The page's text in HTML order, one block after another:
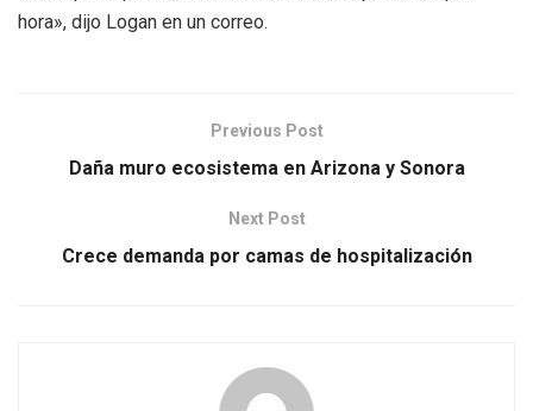
hora», dijo Logan en un correo.
Previous Post
Daña muro ecosistema en Arizona y Sonora
Next Post
Crece demanda por camas de hospitalización